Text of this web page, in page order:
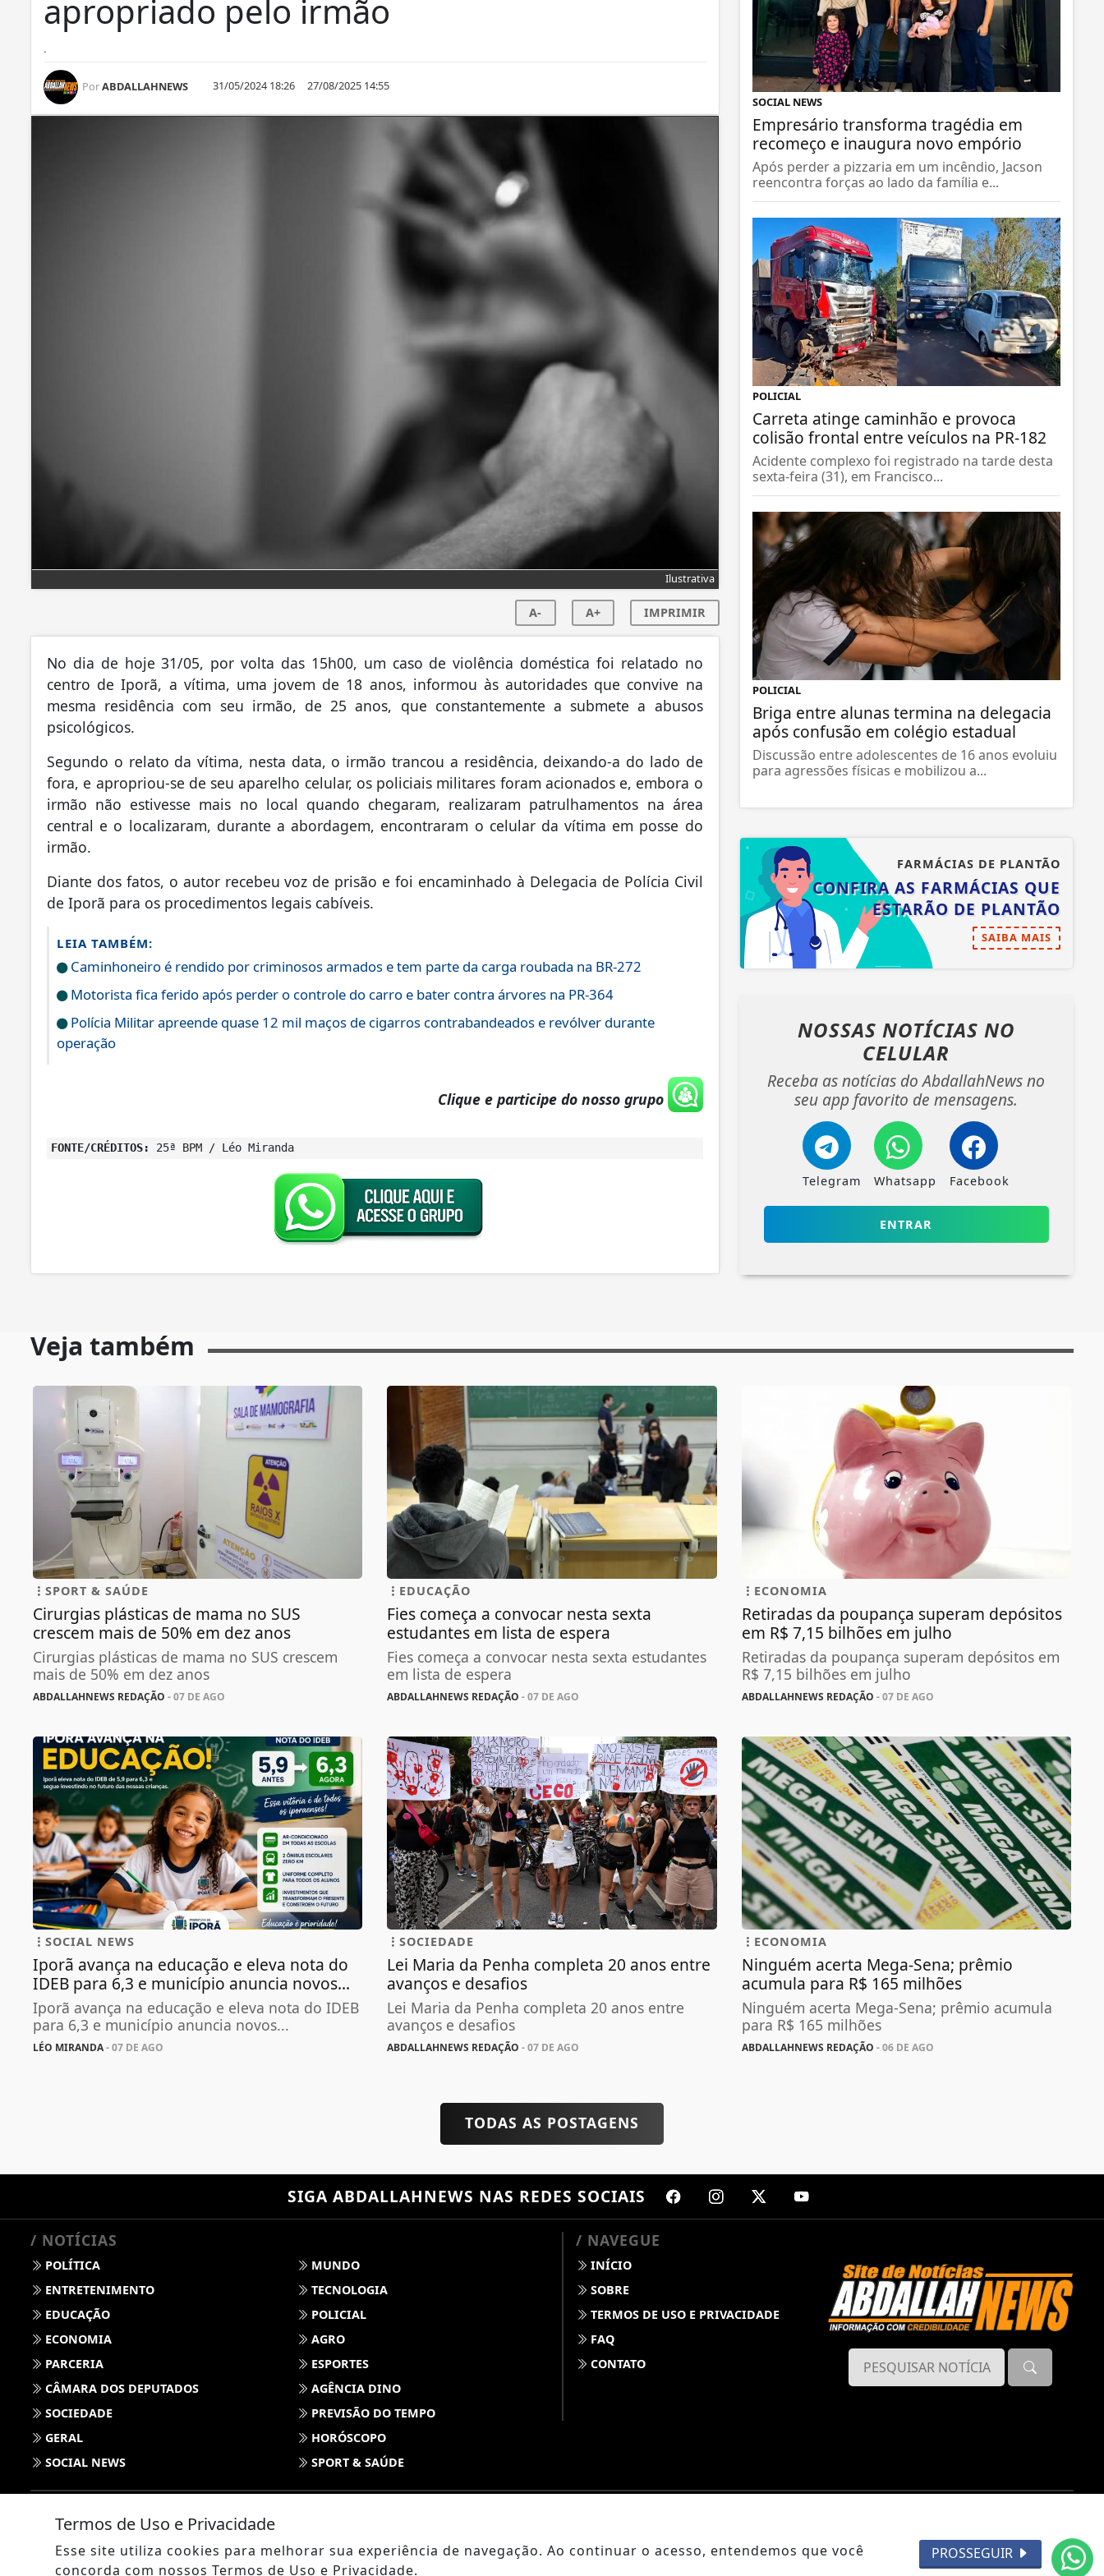
apropriado pelo irmão
.
PorABDALLAHNEWS 31/05/2024 18:26 27/08/2025 14:55
Ilustrativa
A- A+ IMPRIMIR
No dia de hoje 31/05, por volta das 15h00, um caso de violência doméstica foi relatado no
centro de Iporã, a vítima, uma jovem de 18 anos, informou às autoridades que convive na
mesma residência com seu irmão, de 25 anos, que constantemente a submete a abusos
psicológicos.
Segundo o relato da vítima, nesta data, o irmão trancou a residência, deixando-a do lado de
fora, e apropriou-se de seu aparelho celular, os policiais militares foram acionados e, embora o
irmão não estivesse mais no local quando chegaram, realizaram patrulhamentos na área
central e o localizaram, durante a abordagem, encontraram o celular da vítima em posse do
irmão.
Diante dos fatos, o autor recebeu voz de prisão e foi encaminhado à Delegacia de Polícia Civil
de Iporã para os procedimentos legais cabíveis.
LEIA TAMBÉM:
Caminhoneiro é rendido por criminosos armados e tem parte da carga roubada na BR-272
Motorista fica ferido após perder o controle do carro e bater contra árvores na PR-364
Polícia Militar apreende quase 12 mil maços de cigarros contrabandeados e revólver durante
operação
Clique e participe do nosso grupo
FONTE/CRÉDITOS: 25ª BPM / Léo Miranda
SOCIAL NEWS
Empresário transforma tragédia em
recomeço e inaugura novo empório
Após perder a pizzaria em um incêndio, Jacson
reencontra forças ao lado da família e...
POLICIAL
Carreta atinge caminhão e provoca
colisão frontal entre veículos na PR-182
Acidente complexo foi registrado na tarde desta
sexta-feira (31), em Francisco...
POLICIAL
Briga entre alunas termina na delegacia
após confusão em colégio estadual
Discussão entre adolescentes de 16 anos evoluiu
para agressões físicas e mobilizou a...
FARMÁCIAS DE PLANTÃO
CONFIRA AS FARMÁCIAS QUE
ESTARÃO DE PLANTÃO
SAIBA MAIS
NOSSAS NOTÍCIAS NO
CELULAR
Receba as notícias do AbdallahNews no
seu app favorito de mensagens.
Telegram Whatsapp Facebook
ENTRAR
Veja também
SPORT & SAÚDE
Cirurgias plásticas de mama no SUS
crescem mais de 50% em dez anos
Cirurgias plásticas de mama no SUS crescem
mais de 50% em dez anos
ABDALLAHNEWS REDAÇÃO - 07 DE AGO
EDUCAÇÃO
Fies começa a convocar nesta sexta
estudantes em lista de espera
Fies começa a convocar nesta sexta estudantes
em lista de espera
ABDALLAHNEWS REDAÇÃO - 07 DE AGO
ECONOMIA
Retiradas da poupança superam depósitos
em R$ 7,15 bilhões em julho
Retiradas da poupança superam depósitos em
R$ 7,15 bilhões em julho
ABDALLAHNEWS REDAÇÃO - 07 DE AGO
SOCIAL NEWS
Iporã avança na educação e eleva nota do
IDEB para 6,3 e município anuncia novos...
Iporã avança na educação e eleva nota do IDEB
para 6,3 e município anuncia novos...
LÉO MIRANDA- 07 DE AGO
SOCIEDADE
Lei Maria da Penha completa 20 anos entre
avanços e desafios
Lei Maria da Penha completa 20 anos entre
avanços e desafios
ABDALLAHNEWS REDAÇÃO - 07 DE AGO
ECONOMIA
Ninguém acerta Mega-Sena; prêmio
acumula para R$ 165 milhões
Ninguém acerta Mega-Sena; prêmio acumula
para R$ 165 milhões
ABDALLAHNEWS REDAÇÃO - 06 DE AGO
TODAS AS POSTAGENS
SIGA ABDALLAHNEWS NAS REDES SOCIAIS
/ NOTÍCIAS
POLÍTICA
MUNDO
ENTRETENIMENTO
TECNOLOGIA
EDUCAÇÃO
POLICIAL
ECONOMIA
AGRO
PARCERIA
ESPORTES
CÂMARA DOS DEPUTADOS
AGÊNCIA DINO
SOCIEDADE
PREVISÃO DO TEMPO
GERAL
HORÓSCOPO
SOCIAL NEWS
SPORT & SAÚDE
/ NAVEGUE
INÍCIO
SOBRE
TERMOS DE USO E PRIVACIDADE
FAQ
CONTATO
Termos de Uso e Privacidade
Esse site utiliza cookies para melhorar sua experiência de navegação. Ao continuar o acesso, entendemos que você
concorda com nossos Termos de Uso e Privacidade.
PROSSEGUIR